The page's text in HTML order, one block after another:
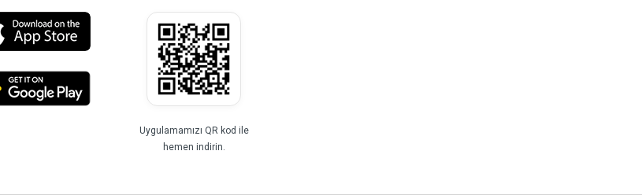
Uygulamamızı QR kod ile
hemen indirin.